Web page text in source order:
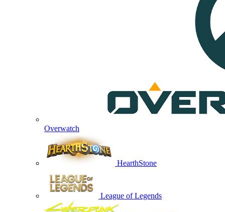
Overwatch
HearthStone
League of Legends